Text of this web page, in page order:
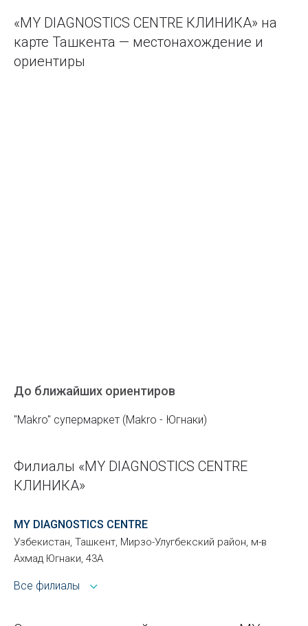
«MY DIAGNOSTICS CENTRE КЛИНИКА» на
карте Ташкента — местонахождение и
ориентиры
До ближайших ориентиров
"Makro" супермаркет (Makro - Югнаки)
Филиалы «MY DIAGNOSTICS CENTRE
КЛИНИКА»
MY DIAGNOSTICS CENTRE
Узбекистан, Ташкент, Мирзо-Улугбекский район, м-в
Ахмад Югнаки, 43А
Все филиалы